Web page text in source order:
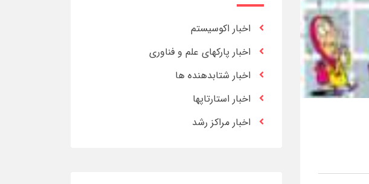
اخبار اکوسیستم
اخبار پارکهای علم و فناوری
اخبار شتابدهنده ها
اخبار استارتاپها
اخبار مراکز رشد